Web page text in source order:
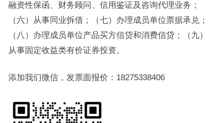
融资性保函、财务顾问、信用鉴证及咨询代理业务；
（六）从事同业拆借；（七）办理成员单位票据承兑；
（八）办理成员单位产品买方信贷和消费信贷；（九）
从事固定收益类有价证券投资。
添加我们微信，发票面报价：18275338406